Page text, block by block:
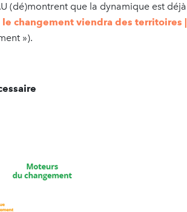
(dé)montrent que la dynamique est déjà
le changement viendra des territoires |
»).